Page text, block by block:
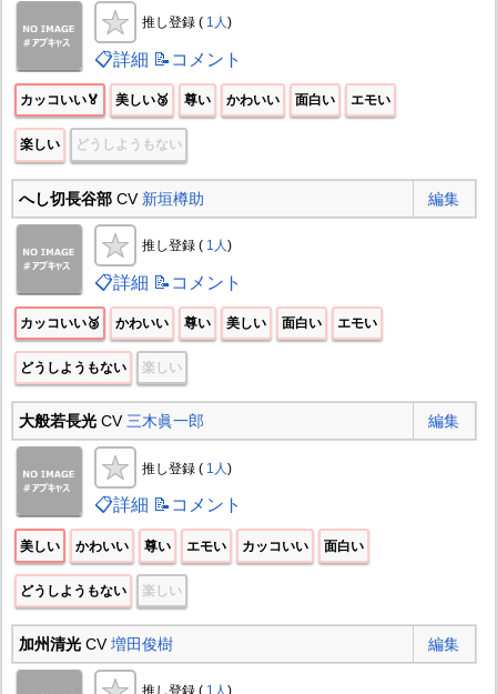
推し登録 ( 1人)
📋詳細 📝コメント
カッコいい🏅 美しい🥉 尊い かわいい 面白い エモい
楽しい どうしようもない
へし切長谷部CV 新垣樽助 編集
推し登録 ( 1人)
📋詳細 📝コメント
カッコいい🥉 かわいい 尊い 美しい 面白い エモい
どうしようもない 楽しい
大般若長光CV三木眞一郎 編集
推し登録 ( 1人 )
📋詳細 📝コメント
美しい かわいい 尊い エモい カッコいい 面白い
どうしようもない 楽しい
加州清光CV増田俊樹 編集